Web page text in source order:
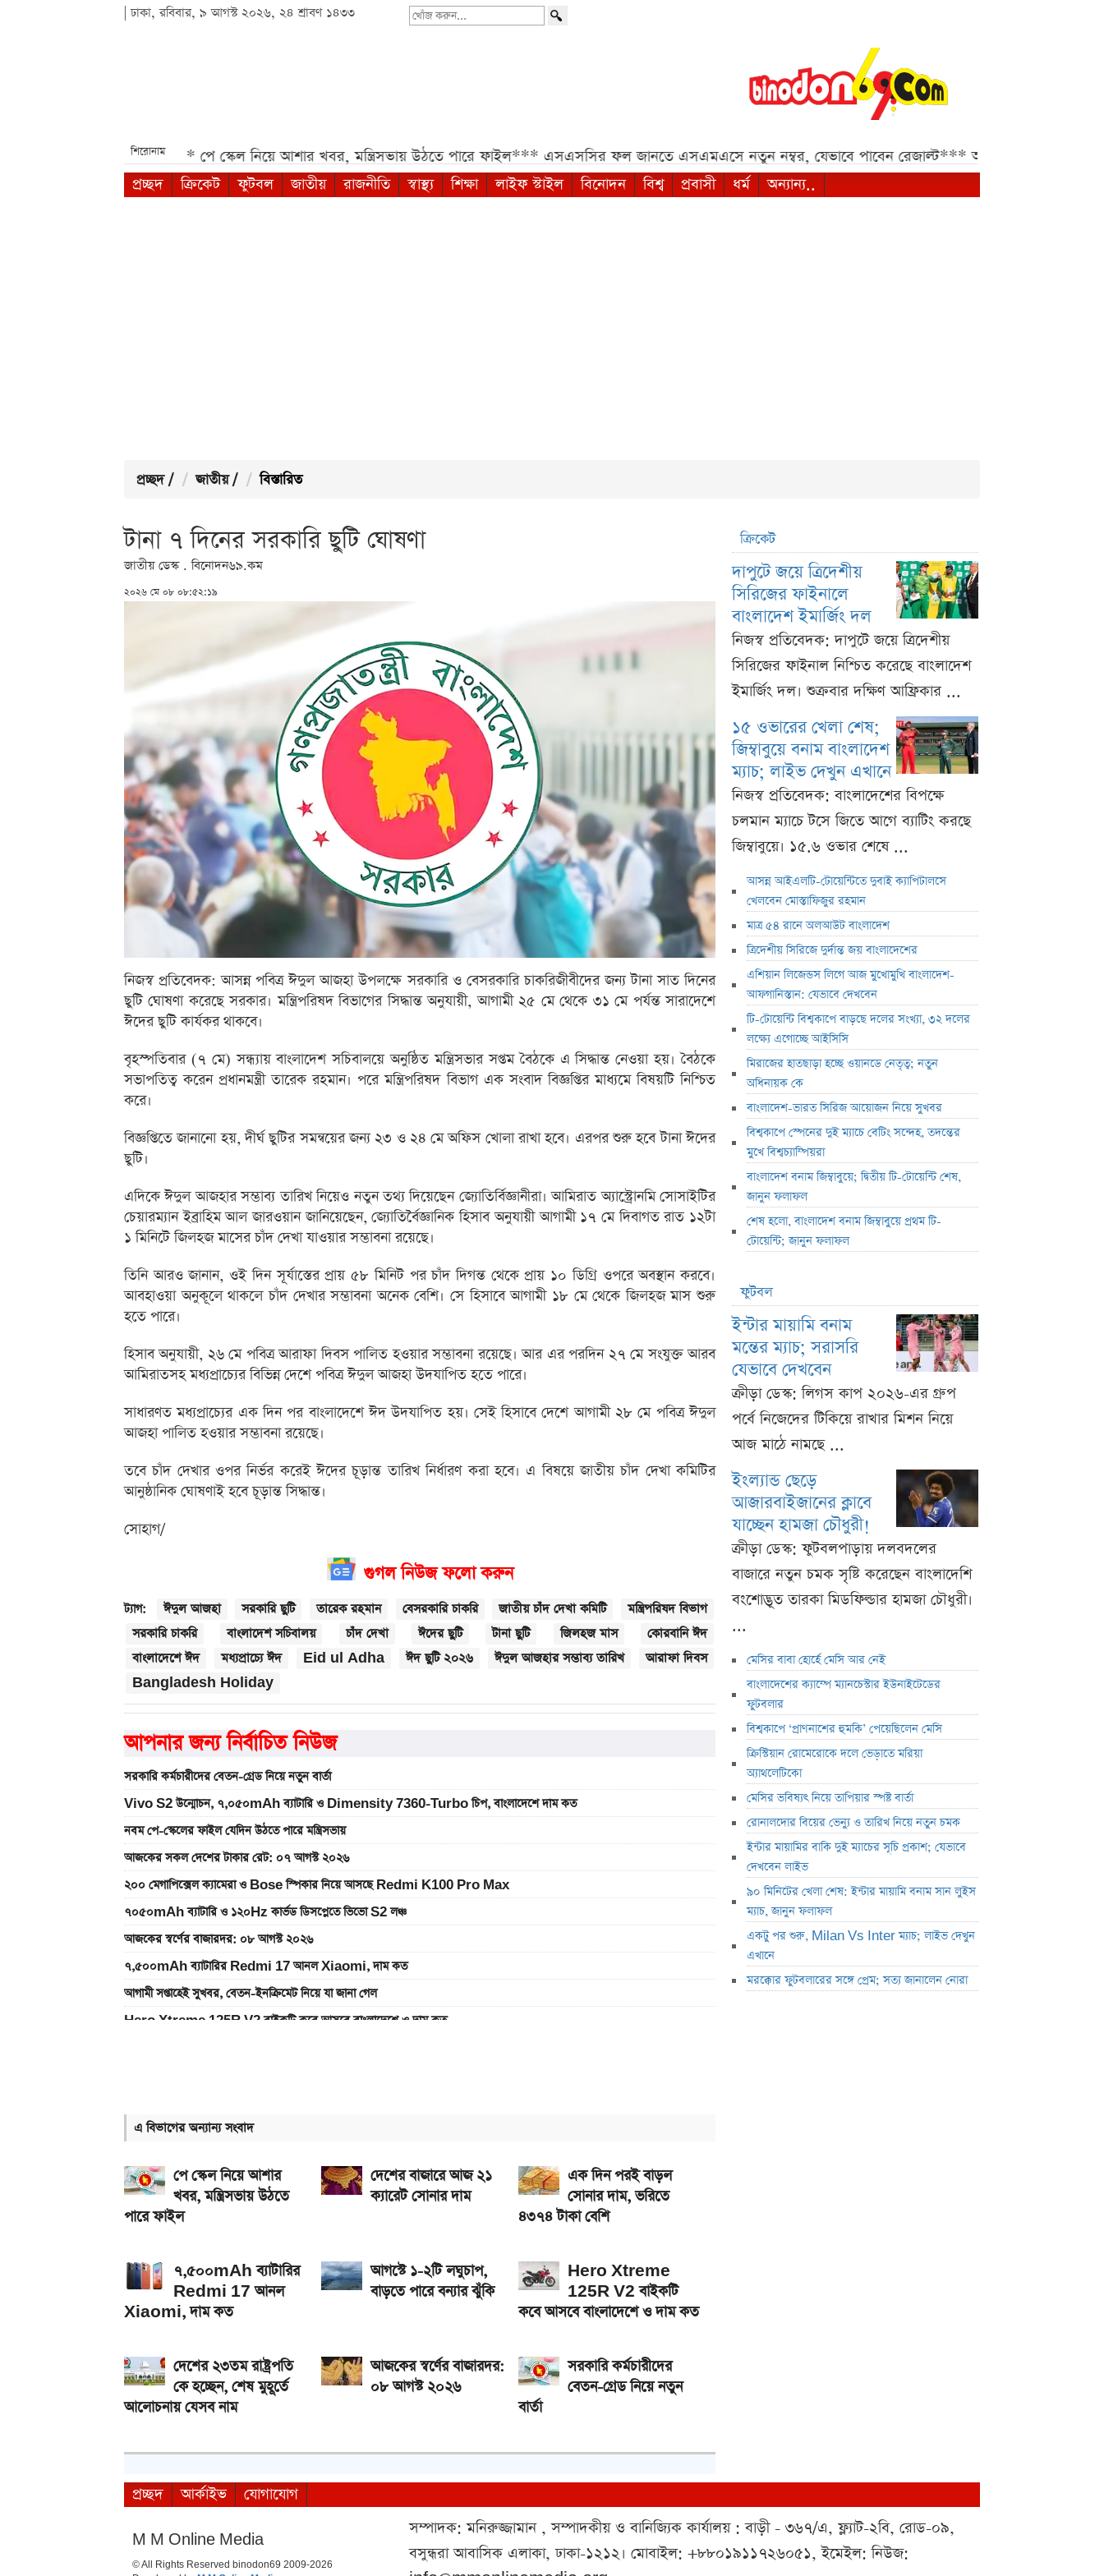
| ঢাকা, রবিবার, ৯ আগস্ট ২০২৬, ২৪ শ্রাবণ ১৪৩৩
খোঁজ
শিরোনাম
পে স্কেল নিয়ে আশার খবর, মন্ত্রিসভায় উঠতে পারে ফাইল*** এসএসসির ফল জানতে এসএমএসে নতুন নম্বর, যেভাবে পাবেন রেজাল্ট*** আসন্ন আইএলটি-টোয়েন্টিতে দুবাই
প্রচ্ছদ
ক্রিকেট ফুটবল জাতীয় রাজনীতি স্বাস্থ্য শিক্ষা লাইফ স্টাইল বিনোদন বিশ্ব প্রবাসী ধর্ম অন্যান্য..
প্রচ্ছদ / জাতীয় / বিস্তারিত
টানা ৭ দিনের সরকারি ছুটি ঘোষণা
জাতীয় ডেস্ক . বিনোদন৬৯.কম
২০২৬ মে ০৮ ০৮:৫২:১৯
নিজস্ব প্রতিবেদক: আসন্ন পবিত্র ঈদুল আজহা উপলক্ষে সরকারি ও বেসরকারি চাকরিজীবীদের জন্য টানা সাত দিনের
ছুটি ঘোষণা করেছে সরকার। মন্ত্রিপরিষদ বিভাগের সিদ্ধান্ত অনুযায়ী, আগামী ২৫ মে থেকে ৩১ মে পর্যন্ত সারাদেশে
ঈদের ছুটি কার্যকর থাকবে।
বৃহস্পতিবার (৭ মে) সন্ধ্যায় বাংলাদেশ সচিবালয়ে অনুষ্ঠিত মন্ত্রিসভার সপ্তম বৈঠকে এ সিদ্ধান্ত নেওয়া হয়। বৈঠকে
সভাপতিত্ব করেন প্রধানমন্ত্রী তারেক রহমান। পরে মন্ত্রিপরিষদ বিভাগ এক সংবাদ বিজ্ঞপ্তির মাধ্যমে বিষয়টি নিশ্চিত
করে।
বিজ্ঞপ্তিতে জানানো হয়, দীর্ঘ ছুটির সমন্বয়ের জন্য ২৩ ও ২৪ মে অফিস খোলা রাখা হবে। এরপর শুরু হবে টানা ঈদের
ছুটি।
এদিকে ঈদুল আজহার সম্ভাব্য তারিখ নিয়েও নতুন তথ্য দিয়েছেন জ্যোতির্বিজ্ঞানীরা। আমিরাত অ্যাস্ট্রোনমি সোসাইটির
চেয়ারম্যান ইব্রাহিম আল জারওয়ান জানিয়েছেন, জ্যোতির্বৈজ্ঞানিক হিসাব অনুযায়ী আগামী ১৭ মে দিবাগত রাত ১২টা
১ মিনিটে জিলহজ মাসের চাঁদ দেখা যাওয়ার সম্ভাবনা রয়েছে।
তিনি আরও জানান, ওই দিন সূর্যাস্তের প্রায় ৫৮ মিনিট পর চাঁদ দিগন্ত থেকে প্রায় ১০ ডিগ্রি ওপরে অবস্থান করবে।
আবহাওয়া অনুকূলে থাকলে চাঁদ দেখার সম্ভাবনা অনেক বেশি। সে হিসাবে আগামী ১৮ মে থেকে জিলহজ মাস শুরু
হতে পারে।
হিসাব অনুযায়ী, ২৬ মে পবিত্র আরাফা দিবস পালিত হওয়ার সম্ভাবনা রয়েছে। আর এর পরদিন ২৭ মে সংযুক্ত আরব
আমিরাতসহ মধ্যপ্রাচ্যের বিভিন্ন দেশে পবিত্র ঈদুল আজহা উদযাপিত হতে পারে।
সাধারণত মধ্যপ্রাচ্যের এক দিন পর বাংলাদেশে ঈদ উদযাপিত হয়। সেই হিসাবে দেশে আগামী ২৮ মে পবিত্র ঈদুল
আজহা পালিত হওয়ার সম্ভাবনা রয়েছে।
তবে চাঁদ দেখার ওপর নির্ভর করেই ঈদের চূড়ান্ত তারিখ নির্ধারণ করা হবে। এ বিষয়ে জাতীয় চাঁদ দেখা কমিটির
আনুষ্ঠানিক ঘোষণাই হবে চূড়ান্ত সিদ্ধান্ত।
সোহাগ/
গুগল নিউজ ফলো করুন
ট্যাগ: ঈদুল আজহা সরকারি ছুটি তারেক রহমান বেসরকারি চাকরি জাতীয় চাঁদ দেখা কমিটি
মন্ত্রিপরিষদ বিভাগ
সরকারি চাকরি
বাংলাদেশ সচিবালয় চাঁদ দেখা ঈদের ছুটি টানা ছুটি জিলহজ মাস
কোরবানি ঈদ
বাংলাদেশে ঈদ
মধ্যপ্রাচ্যে ঈদ Eid ul Adha ঈদ ছুটি ২০২৬ ঈদুল আজহার সম্ভাব্য তারিখ
আরাফা দিবস
Bangladesh Holiday
আপনার জন্য নির্বাচিত নিউজ
সরকারি কর্মচারীদের বেতন-গ্রেড নিয়ে নতুন বার্তা
Vivo S2 উন্মোচন, ৭,০৫০mAh ব্যাটারি ও Dimensity 7360-Turbo চিপ, বাংলাদেশে দাম কত
নবম পে-স্কেলের ফাইল যেদিন উঠতে পারে মন্ত্রিসভায়
আজকের সকল দেশের টাকার রেট: ০৭ আগস্ট ২০২৬
২০০ মেগাপিক্সেল ক্যামেরা ও Bose স্পিকার নিয়ে আসছে Redmi K100 Pro Max
৭০৫০mAh ব্যাটারি ও ১২০Hz কার্ভড ডিসপ্লেতে ভিভো S2 লঞ্চ
আজকের স্বর্ণের বাজারদর: ০৮ আগস্ট ২০২৬
৭,৫০০mAh ব্যাটারির Redmi 17 আনল Xiaomi, দাম কত
আগামী সপ্তাহেই সুখবর, বেতন-ইনক্রিমেট নিয়ে যা জানা গেল
Hero Xtreme 125R V2 বাইকটি কবে আসবে বাংলাদেশে ও দাম কত
iQOO Z11-এ থাকছে ৬.৮৩ ইঞ্চির কার্ভড AMOLED ডিসপ্লে, থাকছে সরু ফ্রেম
এ বিভাগের অন্যান্য সংবাদ
পে স্কেল নিয়ে আশার
খবর, মন্ত্রিসভায় উঠতে
পারে ফাইল
দেশের বাজারে আজ ২১
ক্যারেট সোনার দাম
এক দিন পরই বাড়ল
সোনার দাম, ভরিতে
৪৩৭৪ টাকা বেশি
৭,৫০০mAh ব্যাটারির
Redmi 17 আনল
Xiaomi, দাম কত
আগস্টে ১-২টি লঘুচাপ,
বাড়তে পারে বন্যার ঝুঁকি
Hero Xtreme
125R V2 বাইকটি
কবে আসবে বাংলাদেশে ও দাম কত
দেশের ২৩তম রাষ্ট্রপতি
কে হচ্ছেন, শেষ মুহূর্তে
আলোচনায় যেসব নাম
আজকের স্বর্ণের বাজারদর:
০৮ আগস্ট ২০২৬
সরকারি কর্মচারীদের
বেতন-গ্রেড নিয়ে নতুন
বার্তা
ক্রিকেট
দাপুটে জয়ে ত্রিদেশীয়
সিরিজের ফাইনালে
বাংলাদেশ ইমার্জিং দল
নিজস্ব প্রতিবেদক: দাপুটে জয়ে ত্রিদেশীয়
সিরিজের ফাইনাল নিশ্চিত করেছে বাংলাদেশ
ইমার্জিং দল। শুক্রবার দক্ষিণ আফ্রিকার ...
১৫ ওভারের খেলা শেষ;
জিম্বাবুয়ে বনাম বাংলাদেশ
ম্যাচ; লাইভ দেখুন এখানে
নিজস্ব প্রতিবেদক: বাংলাদেশের বিপক্ষে
চলমান ম্যাচে টসে জিতে আগে ব্যাটিং করছে
জিম্বাবুয়ে। ১৫.৬ ওভার শেষে ...
আসন্ন আইএলটি-টোয়েন্টিতে দুবাই ক্যাপিটালসে
খেলবেন মোস্তাফিজুর রহমান
মাত্র ৫৪ রানে অলআউট বাংলাদেশ
ত্রিদেশীয় সিরিজে দুর্দান্ত জয় বাংলাদেশের
এশিয়ান লিজেন্ডস লিগে আজ মুখোমুখি বাংলাদেশ-
আফগানিস্তান: যেভাবে দেখবেন
টি-টোয়েন্টি বিশ্বকাপে বাড়ছে দলের সংখ্যা, ৩২ দলের
লক্ষ্যে এগোচ্ছে আইসিসি
মিরাজের হাতছাড়া হচ্ছে ওয়ানডে নেতৃত্ব; নতুন
অধিনায়ক কে
বাংলাদেশ-ভারত সিরিজ আয়োজন নিয়ে সুখবর
বিশ্বকাপে স্পেনের দুই ম্যাচে বেটিং সন্দেহ, তদন্তের
মুখে বিশ্বচ্যাম্পিয়রা
বাংলাদেশ বনাম জিম্বাবুয়ে; দ্বিতীয় টি-টোয়েন্টি শেষ,
জানুন ফলাফল
শেষ হলো, বাংলাদেশ বনাম জিম্বাবুয়ে প্রথম টি-
টোয়েন্টি; জানুন ফলাফল
ফুটবল
ইন্টার মায়ামি বনাম
মন্তের ম্যাচ; সরাসরি
যেভাবে দেখবেন
ক্রীড়া ডেস্ক: লিগস কাপ ২০২৬-এর গ্রুপ
পর্বে নিজেদের টিকিয়ে রাখার মিশন নিয়ে
আজ মাঠে নামছে ...
ইংল্যান্ড ছেড়ে
আজারবাইজানের ক্লাবে
যাচ্ছেন হামজা চৌধুরী!
ক্রীড়া ডেস্ক: ফুটবলপাড়ায় দলবদলের
বাজারে নতুন চমক সৃষ্টি করেছেন বাংলাদেশি
বংশোদ্ভূত তারকা মিডফিল্ডার হামজা চৌধুরী।
...
মেসির বাবা হোর্হে মেসি আর নেই
বাংলাদেশের ক্যাম্পে ম্যানচেস্টার ইউনাইটেডের
ফুটবলার
বিশ্বকাপে ‘প্রাণনাশের হুমকি’ পেয়েছিলেন মেসি
ক্রিস্টিয়ান রোমেরোকে দলে ভেড়াতে মরিয়া
অ্যাথলেটিকো
মেসির ভবিষ্যৎ নিয়ে তাপিয়ার স্পষ্ট বার্তা
রোনালদোর বিয়ের ভেন্যু ও তারিখ নিয়ে নতুন চমক
ইন্টার মায়ামির বাকি দুই ম্যাচের সূচি প্রকাশ; যেভাবে
দেখবেন লাইভ
৯০ মিনিটের খেলা শেষ: ইন্টার মায়ামি বনাম সান লুইস
ম্যাচ, জানুন ফলাফল
একটু পর শুরু, Milan Vs Inter ম্যাচ; লাইভ দেখুন
এখানে
মরক্কোর ফুটবলারের সঙ্গে প্রেম; সত্য জানালেন নোরা
প্রচ্ছদ আর্কাইভ যোগাযোগ
M M Online Media
© All Rights Reserved binodon69 2009-2026
সম্পাদক: মনিরুজ্জামান , সম্পাদকীয় ও বানিজ্যিক কার্যালয় : বাড়ী - ৩৬৭/এ, ফ্ল্যাট-২বি, রোড-০৯,
বসুন্ধরা আবাসিক এলাকা, ঢাকা-১২১২। মোবাইল: +৮৮০১৯১১৭২৬০৫১, ইমেইল: নিউজ: